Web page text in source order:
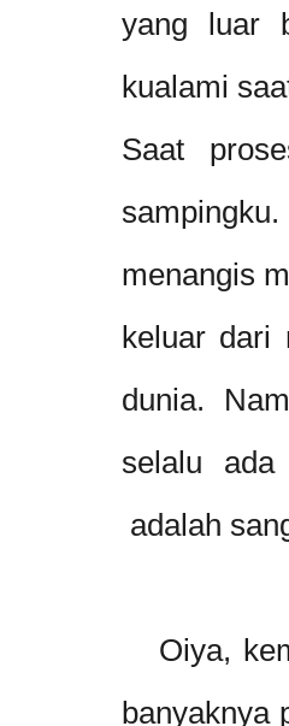
yang luar
kualami
Saat
menangis
keluar dari
dunia.
selalu
adalah
Oiya,
banyaknya